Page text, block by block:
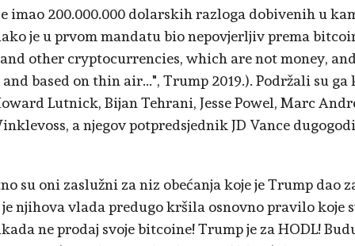
imao 200.000.000 dolarskih razloga dobivenih u
je u prvom mandatu bio nepovjerljiv prema
other cryptocurrencies, which are not money,
based on thin air...", Trump 2019.). Podržali su
Lutnick, Bijan Tehrani, Jesse Powel, Marc
a njegov potpredsjednik JD Vance
su oni zaslužni za niz obećanja koje je Trump dao
je njihova vlada predugo kršila osnovno pravilo koje
ne prodaj svoje bitcoine! Trump je za HODL!